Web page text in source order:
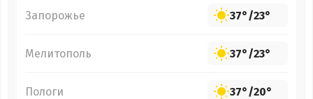
Запорожье 37°/23°
Мелитополь 37°/23°
Пологи 37°/20°